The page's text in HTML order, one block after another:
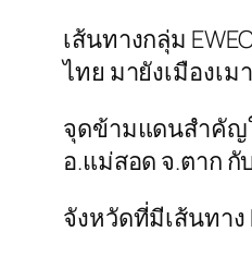
เส้นทางกลุ่ม
ไทย มายังเมืองเ
จุดข้ามแดนสำคัญ
อ.แม่สอด จ.ตาก กั
จังหวัดที่มีเส้นทา